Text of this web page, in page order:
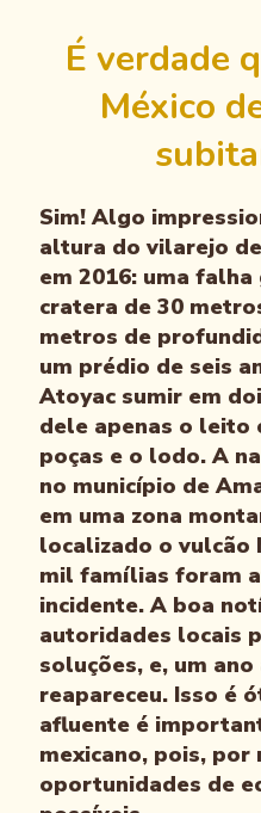
É verdade
México
Sim! Algo
altura do vilarejo
em 2016: uma
cratera de 30
metros de
um prédio de seis
Atoyac sumir em
dele apenas o leito
poças e o lodo. A
no município de
em uma zona
localizado o vulcão
mil famílias foram
incidente. A boa
autoridades locais
soluções, e, um
reapareceu. Isso é
afluente é
mexicano, pois, por
oportunidades de